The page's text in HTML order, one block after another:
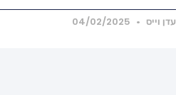
עדן וייס